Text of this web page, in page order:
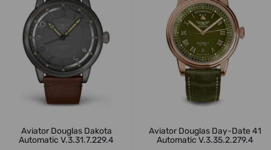
Aviator Douglas Dakota
Automatic V.3.31.7.229.4
Aviator Douglas Day-Date 41
Automatic V.3.35.2.279.4